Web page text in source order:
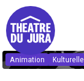
Presse
Animation